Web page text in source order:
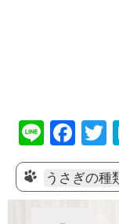
Li
n
e
F
a
c
e
うさぎの種